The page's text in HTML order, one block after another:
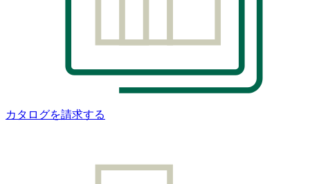
カタログを請求する